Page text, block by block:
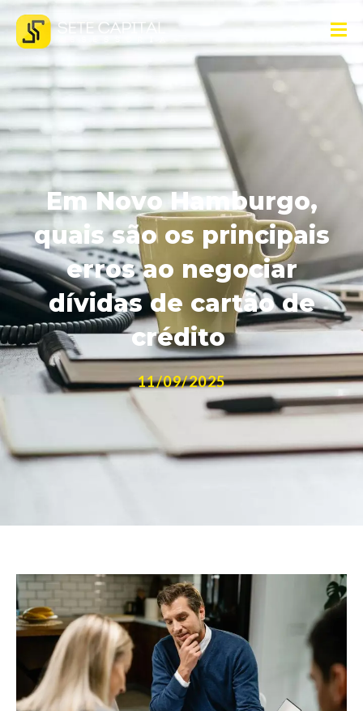
Em Novo Hamburgo,
quais são os principais
erros ao negociar
dívidas de cartão de
crédito
11/09/2025